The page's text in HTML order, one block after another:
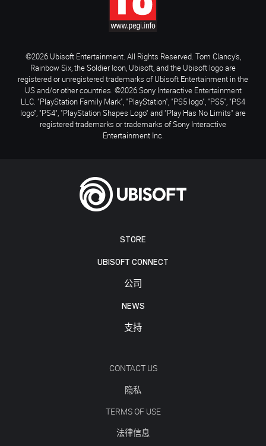
STORE
UBISOFT CONNECT
公司
NEWS
支持
CONTACT US
隐私
TERMS OF USE
法律信息
©2026 Ubisoft Entertainment. All Rights Reserved. Tom Clancy’s,
Rainbow Six, the Soldier Icon, Ubisoft, and the Ubisoft logo are
registered or unregistered trademarks of Ubisoft Entertainment in the
US and/or other countries. ©2026 Sony Interactive Entertainment
LLC. "PlayStation Family Mark", "PlayStation", "PS5 logo", "PS5", "PS4
logo", "PS4", "PlayStation Shapes Logo" and "Play Has No Limits" are
registered trademarks or trademarks of Sony Interactive
Entertainment Inc.